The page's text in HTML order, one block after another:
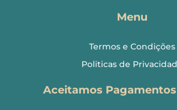
Menu
Termos e Condições
Politicas de
Aceitamos